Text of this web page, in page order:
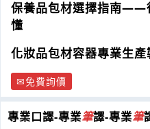
保養品包材選擇指南——
懂
化妝品包材容器專業生產
免費詢價
專業口譯-專業筆譯-專業筆